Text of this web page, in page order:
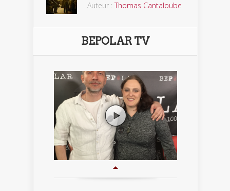
Auteur :Thomas Cantaloube
BEPOLAR TV